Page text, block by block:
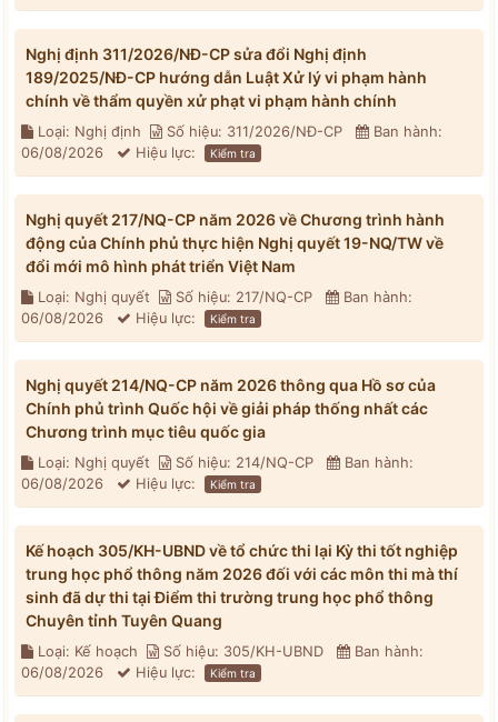
Nghị định 311/2026/NĐ-CP sửa đổi Nghị định
189/2025/NĐ-CP hướng dẫn Luật Xử lý vi phạm hành
chính về thẩm quyền xử phạt vi phạm hành chính
Loại: Nghị định Số hiệu: 311/2026/NĐ-CP
Ban hành:
06/08/2026
Hiệu lực: Kiểm tra
Nghị quyết 217/NQ-CP năm 2026 về Chương trình hành
động của Chính phủ thực hiện Nghị quyết 19-NQ/TW về
đổi mới mô hình phát triển Việt Nam
Loại: Nghị quyết Số hiệu: 217/NQ-CP
Ban hành:
06/08/2026
Hiệu lực: Kiểm tra
Nghị quyết 214/NQ-CP năm 2026 thông qua Hồ sơ của
Chính phủ trình Quốc hội về giải pháp thống nhất các
Chương trình mục tiêu quốc gia
Loại: Nghị quyết Số hiệu: 214/NQ-CP
Ban hành:
06/08/2026
Hiệu lực: Kiểm tra
Kế hoạch 305/KH-UBND về tổ chức thi lại Kỳ thi tốt nghiệp
trung học phổ thông năm 2026 đối với các môn thi mà thí
sinh đã dự thi tại Điểm thi trường trung học phổ thông
Chuyên tỉnh Tuyên Quang
Loại: Kế hoạch Số hiệu: 305/KH-UBND
Ban hành:
06/08/2026
Hiệu lực: Kiểm tra